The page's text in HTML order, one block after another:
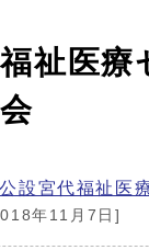
祉医療
設宮代福祉医
年11月7日]